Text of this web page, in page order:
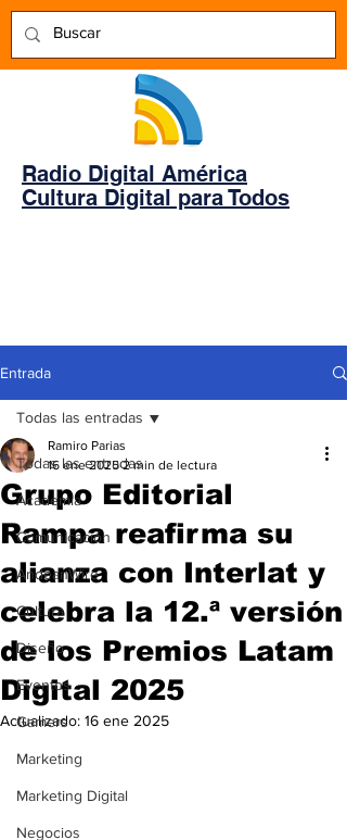
Radio Digital América
Cultura Digital para Todos
Entrada
Todas las entradas
Academia
Comunicación
AndeanWire
Cultura
Diseño
Eventos
Gamers
Marketing
Marketing Digital
Negocios
Todas las entradas
Grupo Editorial
Rampa reafirma su
alianza con Interlat y
celebra la 12.ª versión
de los Premios Latam
Digital 2025
Ramiro Parias
16 ene 2025 2 min de lectura
Actualizado: 16 ene 2025